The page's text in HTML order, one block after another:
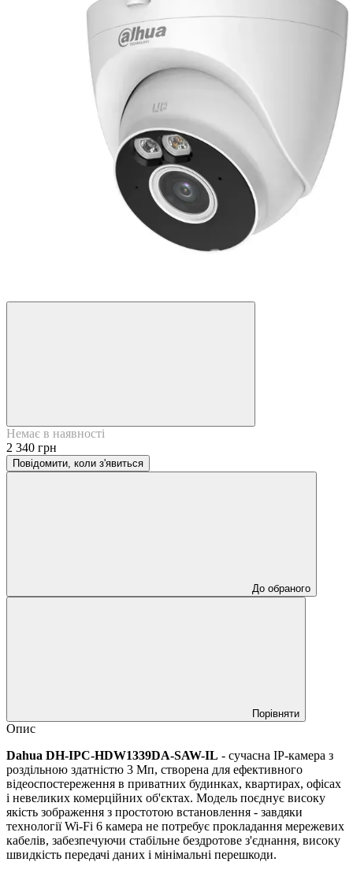
Немає в наявності
2 340 грн
Повідомити, коли з'явиться
До обраного
Порівняти
Опис
Dahua DH-IPC-HDW1339DA-SAW-IL - сучасна IP-камера з
роздільною здатністю 3 Мп, створена для ефективного
відеоспостереження в приватних будинках, квартирах, офісах
і невеликих комерційних об'єктах. Модель поєднує високу
якість зображення з простотою встановлення - завдяки
технології Wi-Fi 6 камера не потребує прокладання мережевих
кабелів, забезпечуючи стабільне бездротове з'єднання, високу
швидкість передачі даних і мінімальні перешкоди.